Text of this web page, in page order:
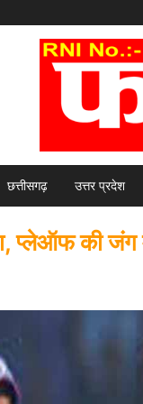
छत्तीसगढ़ उत्तर प्रदेश
की जंग में